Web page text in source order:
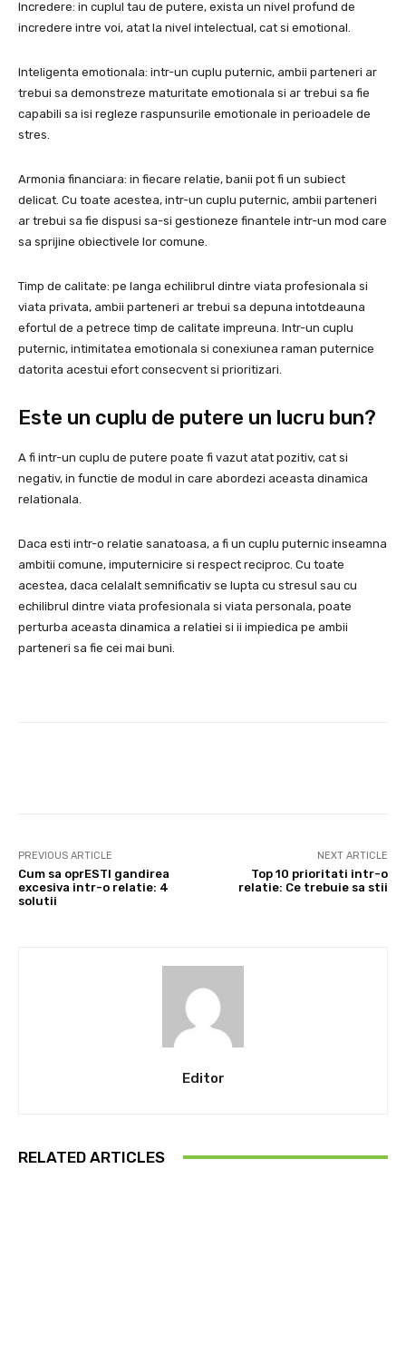
Incredere: in cuplul tau de putere, exista un nivel profund de
incredere intre voi, atat la nivel intelectual, cat si emotional.
Inteligenta emotionala: intr-un cuplu puternic, ambii parteneri ar
trebui sa demonstreze maturitate emotionala si ar trebui sa fie
capabili sa isi regleze raspunsurile emotionale in perioadele de
stres.
Armonia financiara: in fiecare relatie, banii pot fi un subiect
delicat. Cu toate acestea, intr-un cuplu puternic, ambii parteneri
ar trebui sa fie dispusi sa-si gestioneze finantele intr-un mod care
sa sprijine obiectivele lor comune.
Timp de calitate: pe langa echilibrul dintre viata profesionala si
viata privata, ambii parteneri ar trebui sa depuna intotdeauna
efortul de a petrece timp de calitate impreuna. Intr-un cuplu
puternic, intimitatea emotionala si conexiunea raman puternice
datorita acestui efort consecvent si prioritizari.
Este un cuplu de putere un lucru bun?
A fi intr-un cuplu de putere poate fi vazut atat pozitiv, cat si
negativ, in functie de modul in care abordezi aceasta dinamica
relationala.
Daca esti intr-o relatie sanatoasa, a fi un cuplu puternic inseamna
ambitii comune, imputernicire si respect reciproc. Cu toate
acestea, daca celalalt semnificativ se lupta cu stresul sau cu
echilibrul dintre viata profesionala si viata personala, poate
perturba aceasta dinamica a relatiei si ii impiedica pe ambii
parteneri sa fie cei mai buni.
PREVIOUS ARTICLE
Cum sa oprESTI gandirea
excesiva intr-o relatie: 4
solutii
NEXT ARTICLE
Top 10 prioritati intr-o
relatie: Ce trebuie sa stii
Editor
RELATED ARTICLES